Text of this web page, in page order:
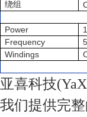
绕组
Power
Frequency
Windings
亚喜科技
我们提供完